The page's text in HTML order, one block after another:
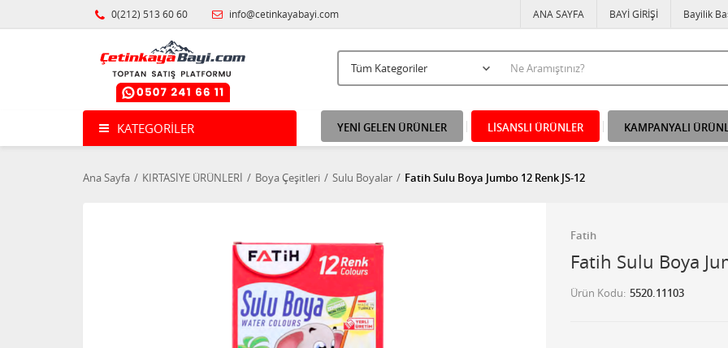
0(212) 513 60 60 info@cetinkayabayi.com ANA SAYFA BAYİ GİRİŞİ Bayilik
KATEGORILER YENİ GELEN ÜRÜNLER LİSANSLI ÜRÜNLER KAMPANYALI
Ana Sayfa KIRTASİYE ÜRÜNLERİ Boya Çeşitleri Sulu Boyalar Fatih Sulu Boya Jumbo 12 Renk JS-12
Fatih
Fatih Sulu Boya
Ürün Kodu 5520.11103